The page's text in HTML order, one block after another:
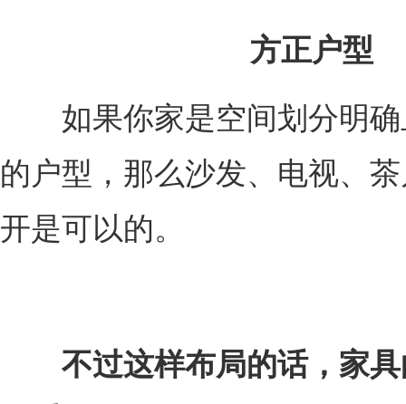
方正户型
如果你家是空间划分明确
的户型，那么沙发、电视、
开是可以的。
不过这样布局的话，家具